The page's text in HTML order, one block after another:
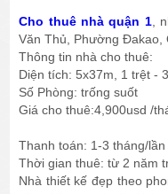
Cho thuê nhà quận 1,
Văn Thủ, Phường Đakao,
Thông tin nhà cho thuê:
Diện tích: 5x37m, 1 trệt -
Số Phòng: trống suốt
Giá cho thuê:4,900usd /
Thanh toán: 1-3 tháng/lần
Thời gian thuê: từ 2 năm
Nhà thiết kế đẹp theo